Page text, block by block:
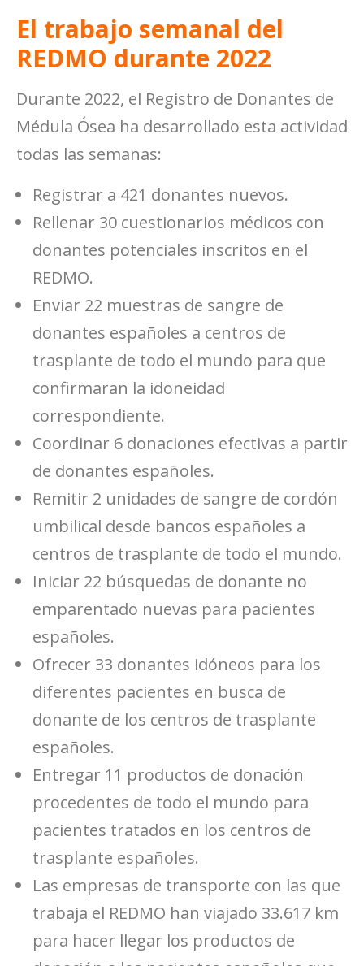
El trabajo semanal del
REDMO durante 2022
Durante 2022, el Registro de Donantes de
Médula Ósea ha desarrollado esta actividad
todas las semanas:
Registrar a 421 donantes nuevos.
Rellenar 30 cuestionarios médicos con
donantes potenciales inscritos en el
REDMO.
Enviar 22 muestras de sangre de
donantes españoles a centros de
trasplante de todo el mundo para que
confirmaran la idoneidad
correspondiente.
Coordinar 6 donaciones efectivas a partir
de donantes españoles.
Remitir 2 unidades de sangre de cordón
umbilical desde bancos españoles a
centros de trasplante de todo el mundo.
Iniciar 22 búsquedas de donante no
emparentado nuevas para pacientes
españoles.
Ofrecer 33 donantes idóneos para los
diferentes pacientes en busca de
donante de los centros de trasplante
españoles.
Entregar 11 productos de donación
procedentes de todo el mundo para
pacientes tratados en los centros de
trasplante españoles.
Las empresas de transporte con las que
trabaja el REDMO han viajado 33.617 km
para hacer llegar los productos de